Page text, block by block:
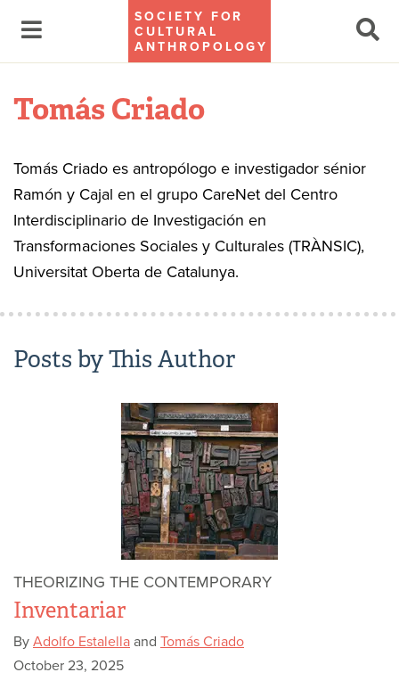
SOCIETY FOR
CULTURAL
ANTHROPOLOGY
Tomás Criado
Tomás Criado es antropólogo e investigador sénior
Ramón y Cajal en el grupo CareNet del Centro
Interdisciplinario de Investigación en
Transformaciones Sociales y Culturales (TRÀNSIC),
Universitat Oberta de Catalunya.
Posts by This Author
THEORIZING THE CONTEMPORARY
Inventariar
By Adolfo Estalella and Tomás Criado
October 23, 2025